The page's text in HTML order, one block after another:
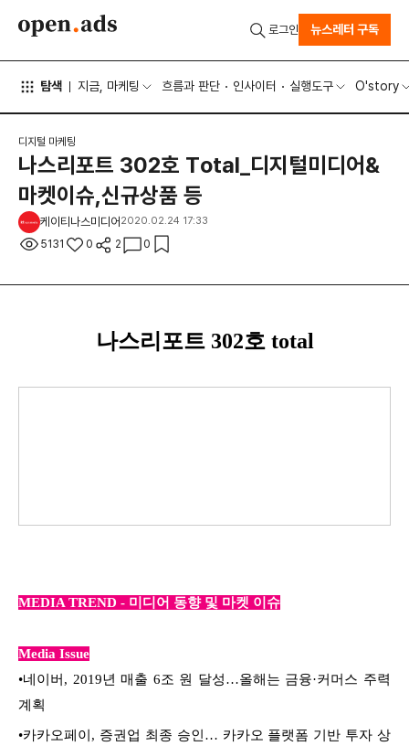
탐색 지금, 마케팅 흐름과 판단 인사이터 실행도구 O'story
로그인 뉴스레터 구독
디지털 마케팅
나스리포트 302호 Total_디지털미디어&
마켓이슈,신규상품 등
케이티나스미디어 2020.02.24 17:33
5131 0 2 0
나스리포트 302호 total
MEDIA TREND - 미디어 동향 및 마켓 이슈
Media Issue
•네이버, 2019년 매출 6조 원 달성…올해는 금융·커머스 주력
계획
•카카오페이, 증권업 최종 승인… 카카오 플랫폼 기반 투자 상